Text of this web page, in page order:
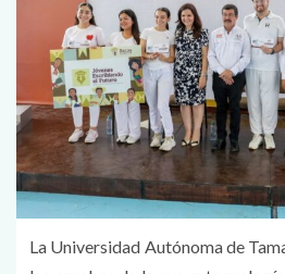
La Universidad Autónoma de